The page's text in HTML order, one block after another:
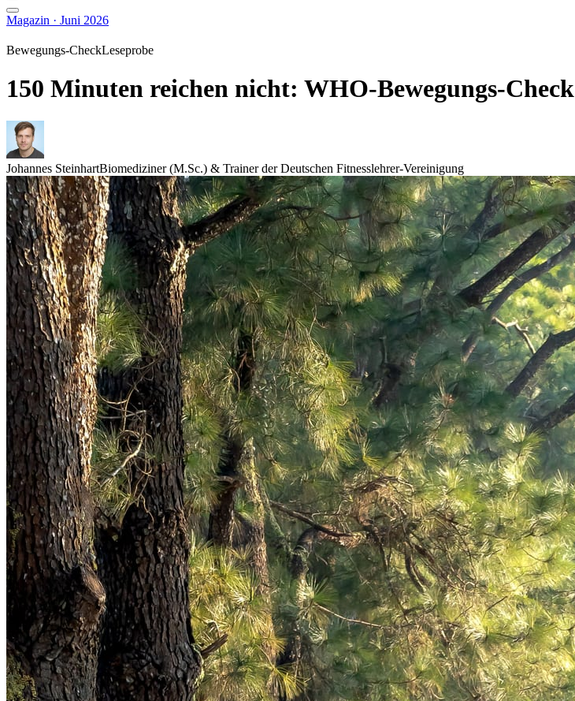
Magazin · Juni 2026
Bewegungs-CheckLeseprobe
150 Minuten reichen nicht: WHO-Bewegungs-Check
Johannes SteinhartBiomediziner (M.Sc.) & Trainer der Deutschen Fitnesslehrer-Vereinigung